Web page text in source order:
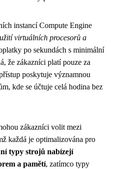
instancí Compute Engine
virtuálních procesorů a
po sekundách s minimální
že zákazníci platí pouze za
poskytuje významnou
kde se účtuje celá hodina bez
zákazníci volit mezi
každá je optimalizována pro
typy strojů nabízejí
a pamětí, zatímco typy